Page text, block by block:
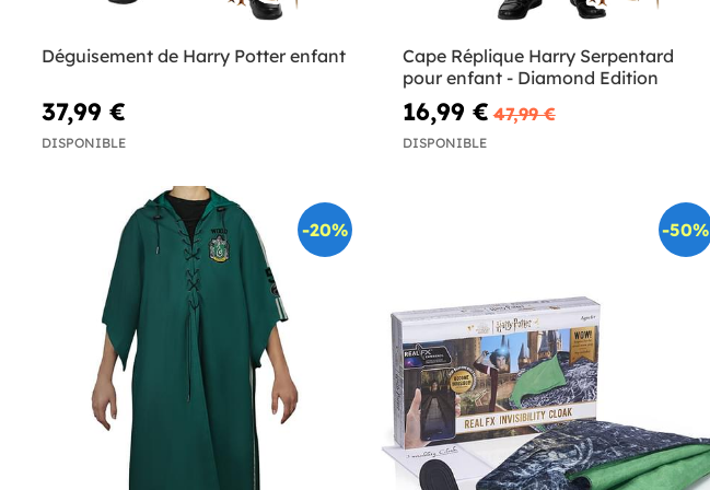
Déguisement de Harry Potter enfant
37,99 €
DISPONIBLE
Cape Réplique Harry Serpentard
pour enfant - Diamond Edition
16,99 € 47,99 €
DISPONIBLE
-20% -50%